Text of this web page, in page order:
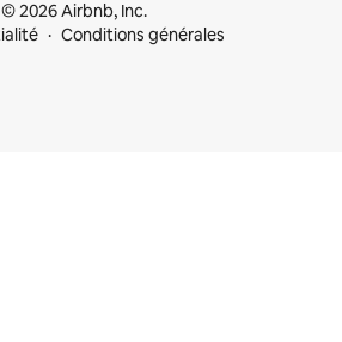
© 2026 Airbnb, Inc.
Conditions générales